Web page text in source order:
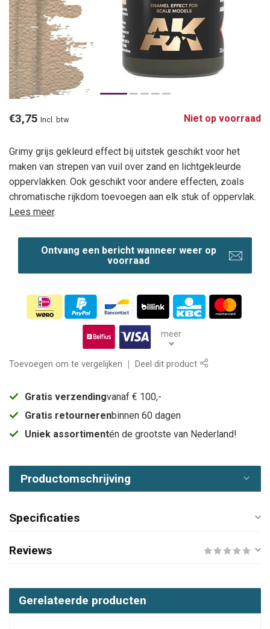
€3,75 Incl. btw Niet op voorraad
Grimy grijs gekleurd effect bij uitstek geschikt voor het
maken van strepen van vuil over zand en lichtgekleurde
oppervlakken. Ook geschikt voor andere effecten, zoals
chromatische rijkdom toevoegen aan elk stuk of oppervlak.
Lees meer.
Ontvang een bericht wanneer weer op
voorraad
meer
Toevoegen om te vergelijken Deel dit product
Gratis verzendingvanaf € 100,-
Gratis retournerenbinnen 60 dagen
Uniek assortimentén de grootste van Nederland!
Productomschrijving
Specificaties
Reviews
Gerelateerde producten